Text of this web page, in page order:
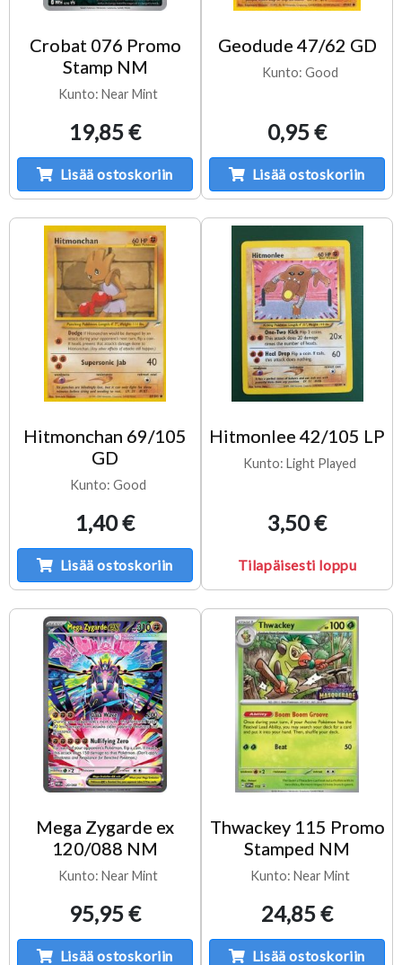
Crobat 076 Promo
Stamp NM
Kunto: Near Mint
19,85 €
Lisää ostoskoriin
Geodude 47/62 GD
Kunto: Good
0,95 €
Lisää ostoskoriin
Hitmonchan 69/105
GD
Kunto: Good
1,40 €
Lisää ostoskoriin
Hitmonlee 42/105 LP
Kunto: Light Played
3,50 €
Tilapäisesti loppu
Mega Zygarde ex
120/088 NM
Kunto: Near Mint
95,95 €
Lisää ostoskoriin
Thwackey 115 Promo
Stamped NM
Kunto: Near Mint
24,85 €
Lisää ostoskoriin